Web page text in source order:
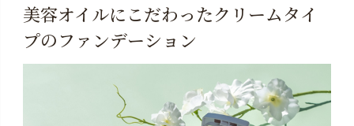
美容オイルにこだわったクリームタイ
プのファンデーション